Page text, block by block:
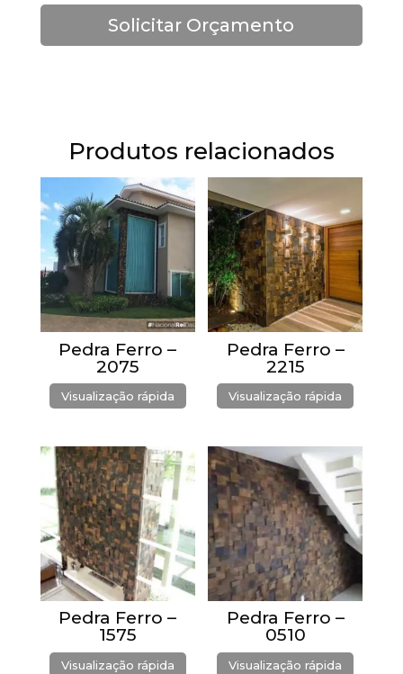
Solicitar Orçamento
Produtos relacionados
Pedra Ferro –
2075
Visualização rápida
Pedra Ferro –
2215
Visualização rápida
Pedra Ferro –
1575
Visualização rápida
Pedra Ferro –
0510
Visualização rápida